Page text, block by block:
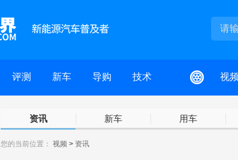
评测 新车 导购 技术 视频
资讯 新车 用车
您的当前位置： 视频 > 资讯